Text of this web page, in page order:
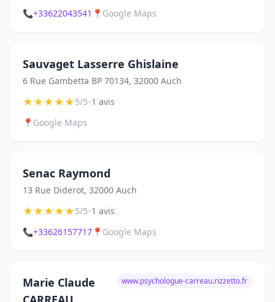
📞+33622043541 📍 Google Maps
Sauvaget Lasserre Ghislaine
6 Rue Gambetta BP 70134, 32000 Auch
★★★★★5/5•1 avis
📍 Google Maps
Senac Raymond
13 Rue Diderot, 32000 Auch
★★★★★5/5•1 avis
📞+33626157717 📍 Google Maps
Marie Claude
www.psychologue-carreau.rizzetto.fr